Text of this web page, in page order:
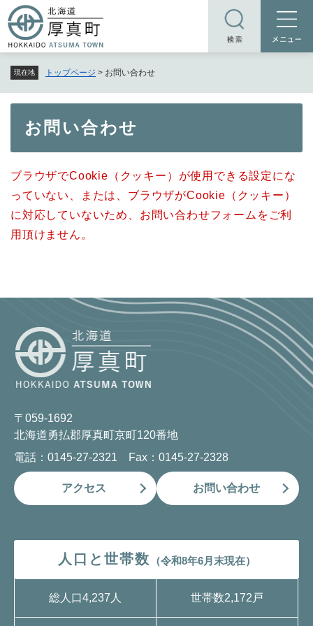
ー
ジ
頭
で
現在地 トップページ > お問い合わせ
お問い合わせ
ブラウザでCookie（クッキー）が使用できる設定にな
っていない、または、ブラウザがCookie（クッキー）
に対応していないため、お問い合わせフォームをご利
用頂けません。
〒059-1692
北海道勇払郡厚真町京町120番地
電話：0145-27-2321 Fax：0145-27-2328
アクセス お問い合わせ
人口と世帯数 （令和8年6月末現在）
総人口4,237人 世帯数2,172戸